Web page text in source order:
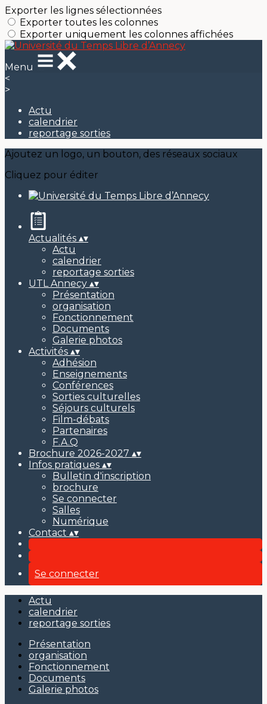
Exporter les lignes sélectionnées
Exporter toutes les colonnes
Exporter uniquement les colonnes affichées
Menu
<
>
Actu
calendrier
reportage sorties
Ajoutez un logo, un bouton, des réseaux sociaux
Cliquez pour éditer
Actualités ▴▾
Actu
calendrier
reportage sorties
UTL Annecy ▴▾
Présentation
organisation
Fonctionnement
Documents
Galerie photos
Activités ▴▾
Adhésion
Enseignements
Conférences
Sorties culturelles
Séjours culturels
Film-débats
Partenaires
F.A.Q
Brochure 2026-2027 ▴▾
Infos pratiques ▴▾
Bulletin d'inscription
brochure
Se connecter
Salles
Numérique
Contact ▴▾
Se connecter
Actu
calendrier
reportage sorties
Présentation
organisation
Fonctionnement
Documents
Galerie photos